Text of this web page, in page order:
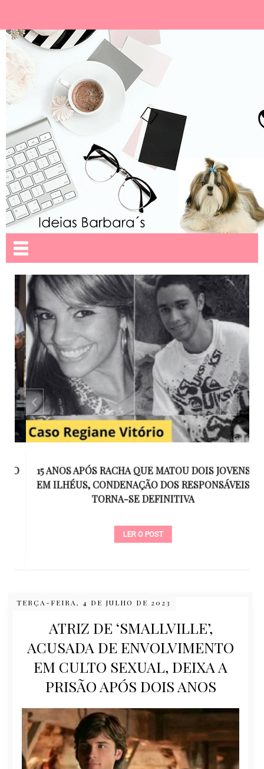
15 ANOS APÓS RACHA QUE MATOU DOIS JOVENS
EM ILHÉUS, CONDENAÇÃO DOS RESPONSÁVEIS
TORNA-SE DEFINITIVA
LER O POST
TERÇA-FEIRA, 4 DE JULHO DE 2023
ATRIZ DE ‘SMALLVILLE’,
ACUSADA DE ENVOLVIMENTO
EM CULTO SEXUAL, DEIXA A
PRISÃO APÓS DOIS ANOS